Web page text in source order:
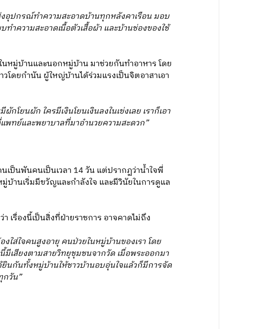
อุปกรณ์ทำความสะอาดบ้านทุกหลังคาเรือน มอบ
ำความสะอาดเนื้อตัวเสื้อผ้า และบ้านช่องของใช้
หมู่บ้านและนอกหมู่บ้าน มาช่วยกันทำอาหาร โดย
ดยกำนัน ผู้ใหญ่บ้านได้ร่วมแรงเป็นจิตอาสาเอา
ยนผัก ใครมีเงินโยนเงินลงในเข่งเลย เราก็เอา
พทย์และพยาบาลที่มาอำนวยความสะดวก”
เป็นพันคนเป็นเวลา 14 วัน แต่ปรากฏว่าน้ำใจพี่
านเริ่มมีขวัญและกำลังใจ และมีวินัยในการดูแล
เรื่องนี้เป็นสิ่งที่ฝ่ายราชการ อาจคาดไม่ถึง
ใส่ใจคนสูงอายุ คนป่วยในหมู่บ้านของเรา โดย
มีเสียงตามสายวิทยุชุมชนจากวัด เมื่อพระออกมา
นกันทั้งหมู่บ้านให้ชาวบ้านอบอุ่นใจแล้วก็มีการจัด
วัน”